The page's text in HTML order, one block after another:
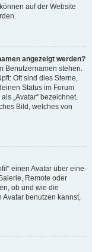
auf der Website
angezeigt werden?
Benutzernamen stehen.
Oft sind dies Sterne,
Status im Forum
„Avatar“ bezeichnet.
Bild, welches von
einen Avatar über eine
Remote oder
ob und wie die
Avatar benutzen kannst,